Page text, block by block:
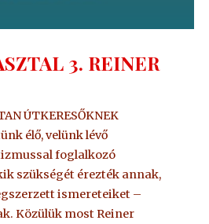
3. REINER
ÚTKERESŐKNEK
élő, velünk lévő
foglalkozó
szükségét érezték annak,
ismereteiket –
Közülük most Reiner